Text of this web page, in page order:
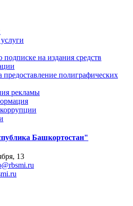
подписке на издания средств
предоставление полиграфических
рекламы
Башкортостан"
13